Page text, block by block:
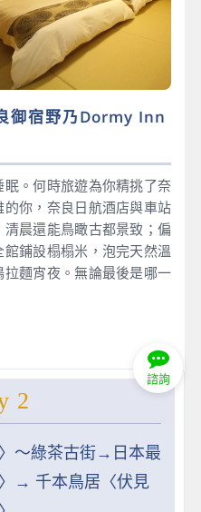
御宿野乃Dormy Inn
。何時旅遊為你精挑了奈
你，奈良日航酒店與車站
晨還能鳥瞰古都景致；偏
鋪設榻榻米，泡完天然溫
麵宵夜。無論最後是哪一
2
～綠茶古街→日本最
→ 千本鳥居〈伏見
諮詢